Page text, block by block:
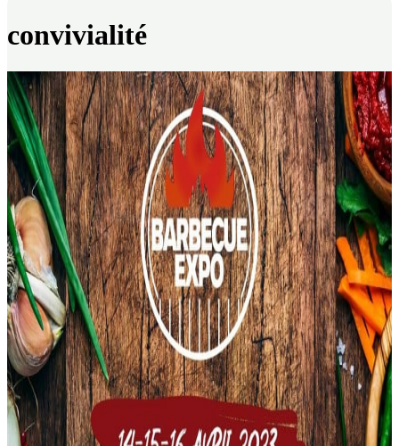
convivialité